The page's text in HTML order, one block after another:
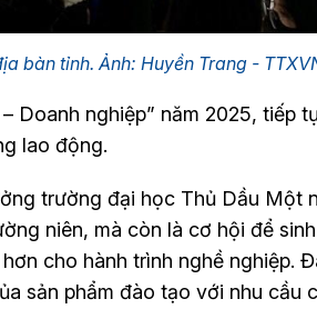
bàn tỉnh. Ảnh: Huyền Trang -
Doanh nghiệp” năm 2025, tiếp
lao động.
trường đại học Thủ Dầu Một
niên, mà còn là cơ hội để
cho hành trình nghề nghiệp.
sản phẩm đào tạo với nhu cầu